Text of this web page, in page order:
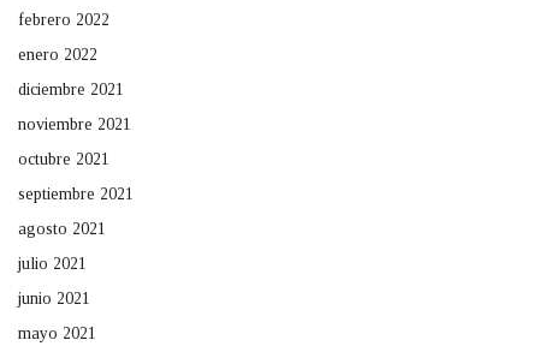
febrero 2022
enero 2022
diciembre 2021
noviembre 2021
octubre 2021
septiembre 2021
agosto 2021
julio 2021
junio 2021
mayo 2021